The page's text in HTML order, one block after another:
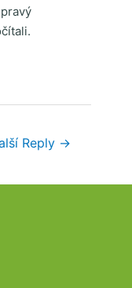
Reply →